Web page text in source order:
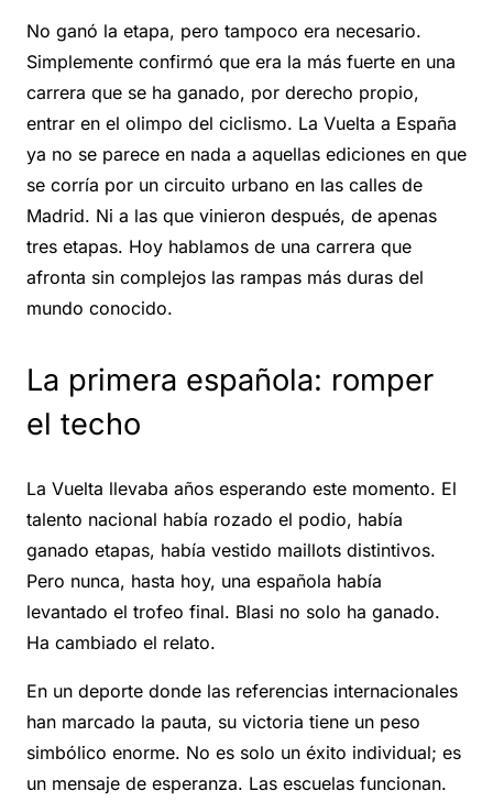
No ganó la etapa, pero tampoco era necesario.
Simplemente confirmó que era la más fuerte en una
carrera que se ha ganado, por derecho propio,
entrar en el olimpo del ciclismo. La Vuelta a España
ya no se parece en nada a aquellas ediciones en que
se corría por un circuito urbano en las calles de
Madrid. Ni a las que vinieron después, de apenas
tres etapas. Hoy hablamos de una carrera que
afronta sin complejos las rampas más duras del
mundo conocido.
La primera española: romper
el techo
La Vuelta llevaba años esperando este momento. El
talento nacional había rozado el podio, había
ganado etapas, había vestido maillots distintivos.
Pero nunca, hasta hoy, una española había
levantado el trofeo final. Blasi no solo ha ganado.
Ha cambiado el relato.
En un deporte donde las referencias internacionales
han marcado la pauta, su victoria tiene un peso
simbólico enorme. No es solo un éxito individual; es
un mensaje de esperanza. Las escuelas funcionan.